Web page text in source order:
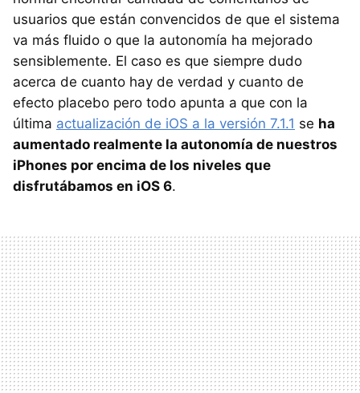
usuarios que están convencidos de que el sistema
va más fluido o que la autonomía ha mejorado
sensiblemente. El caso es que siempre dudo
acerca de cuanto hay de verdad y cuanto de
efecto placebo pero todo apunta a que con la
última actualización de iOS a la versión 7.1.1 se ha
aumentado realmente la autonomía de nuestros
iPhones por encima de los niveles que
disfrutábamos en iOS 6.